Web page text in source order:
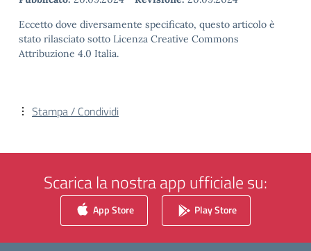
Eccetto dove diversamente specificato, questo articolo è
stato rilasciato sotto Licenza Creative Commons
Attribuzione 4.0 Italia.
Stampa / Condividi
Scarica la nostra app ufficiale su:
App Store Play Store